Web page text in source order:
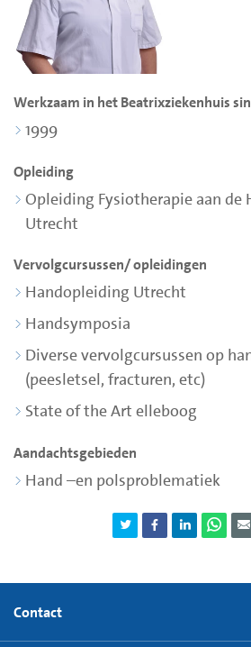
Werkzaam in het Beatrixziekenhuis
1999
Opleiding
Opleiding Fysiotherapie aan de
Utrecht
Vervolgcursussen/ opleidingen
Handopleiding Utrecht
Handsymposia
Diverse vervolgcursussen op
(peesletsel, fracturen, etc)
State of the Art elleboog
Aandachtsgebieden
Hand –en polsproblematiek
Contact